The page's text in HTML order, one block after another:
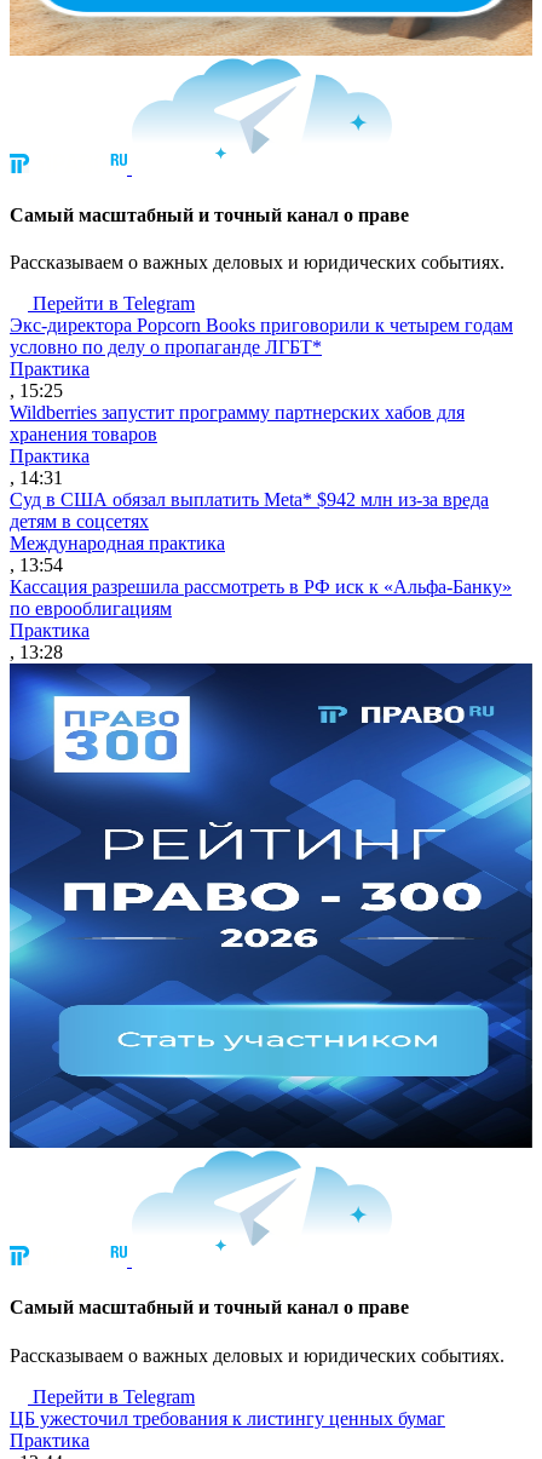
Cамый масштабный и точный канал о праве
Рассказываем о важных деловых и юридических событиях.
Перейти в Telegram
Экс-директора Popcorn Books приговорили к четырем годам
условно по делу о пропаганде ЛГБТ*
Практика
, 15:25
Wildberries запустит программу партнерских хабов для
хранения товаров
Практика
, 14:31
Суд в США обязал выплатить Meta* $942 млн из-за вреда
детям в соцсетях
Международная практика
, 13:54
Кассация разрешила рассмотреть в РФ иск к «Альфа-Банку»
по еврооблигациям
Практика
, 13:28
Cамый масштабный и точный канал о праве
Рассказываем о важных деловых и юридических событиях.
Перейти в Telegram
ЦБ ужесточил требования к листингу ценных бумаг
Практика